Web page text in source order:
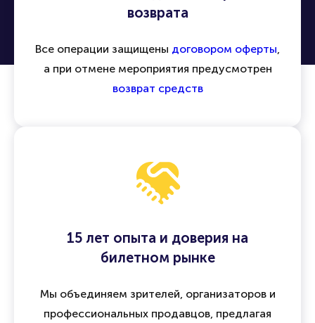
возврата
Все операции защищены договором оферты
а при отмене мероприятия предусмотрен
возврат средств
15 лет опыта и доверия на
билетном рынке
Мы объединяем зрителей, организаторов и
профессиональных продавцов, предлагая